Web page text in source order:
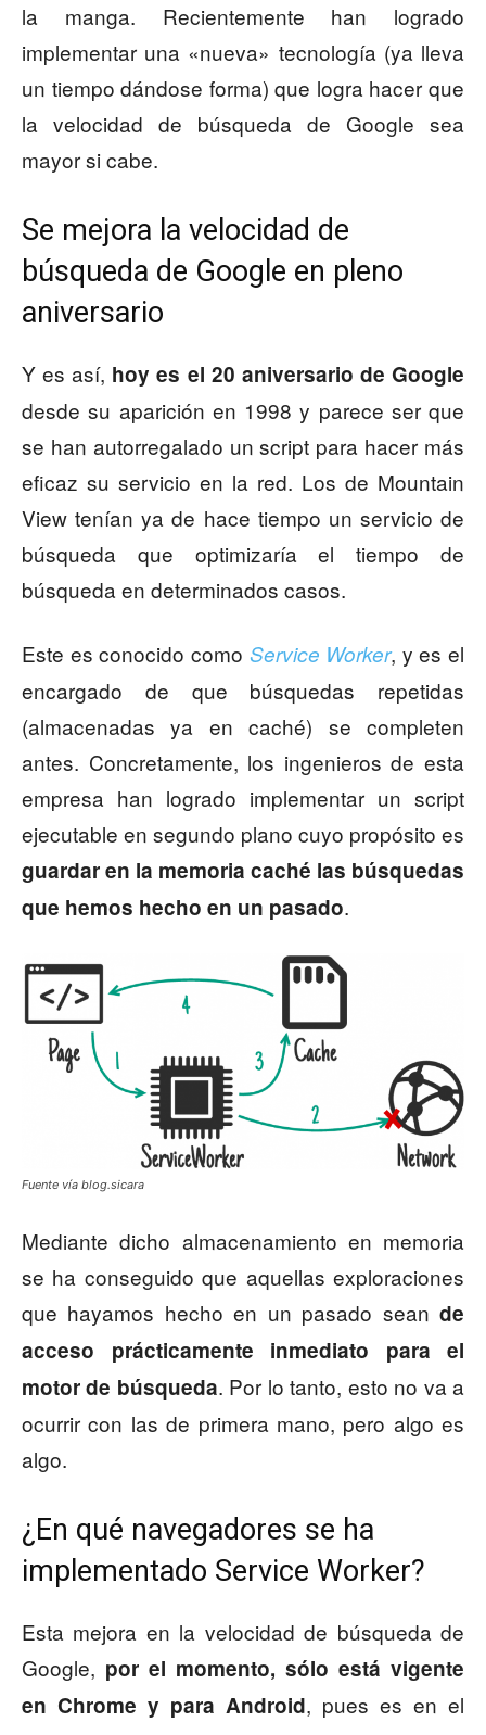
la manga. Recientemente han logrado
implementar una «nueva» tecnología (ya lleva
un tiempo dándose forma) que logra hacer que
la velocidad de búsqueda de Google sea
mayor si cabe.
Se mejora la velocidad de
búsqueda de Google en pleno
aniversario
Y es así, hoy es el 20 aniversario de Google
desde su aparición en 1998 y parece ser que
se han autorregalado un script para hacer más
eficaz su servicio en la red. Los de Mountain
View tenían ya de hace tiempo un servicio de
búsqueda que optimizaría el tiempo de
búsqueda en determinados casos.
Este es conocido como Service Worker, y es el
encargado de que búsquedas repetidas
(almacenadas ya en caché) se completen
antes. Concretamente, los ingenieros de esta
empresa han logrado implementar un script
ejecutable en segundo plano cuyo propósito es
guardar en la memoria caché las búsquedas
que hemos hecho en un pasado.
Fuente vía blog.sicara
Mediante dicho almacenamiento en memoria
se ha conseguido que aquellas exploraciones
que hayamos hecho en un pasado sean de
acceso prácticamente inmediato para el
motor de búsqueda. Por lo tanto, esto no va a
ocurrir con las de primera mano, pero algo es
algo.
¿En qué navegadores se ha
implementado Service Worker?
Esta mejora en la velocidad de búsqueda de
Google, por el momento, sólo está vigente
en Chrome y para Android, pues es en el